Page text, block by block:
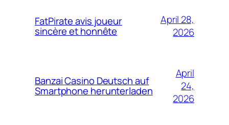
FatPirate avis joueur
sincère et honnête
April 28,
2026
Banzai Casino Deutsch auf
Smartphone herunterladen
April
24,
2026